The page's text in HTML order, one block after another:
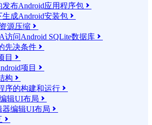
布Android应用程序包 
成Android安装包 
源压缩 
访问Android SQLite数据库 
先决条件 
目 
项目 
构 
序的构建和运行 
辑UI布局 
器编辑UI布局 
